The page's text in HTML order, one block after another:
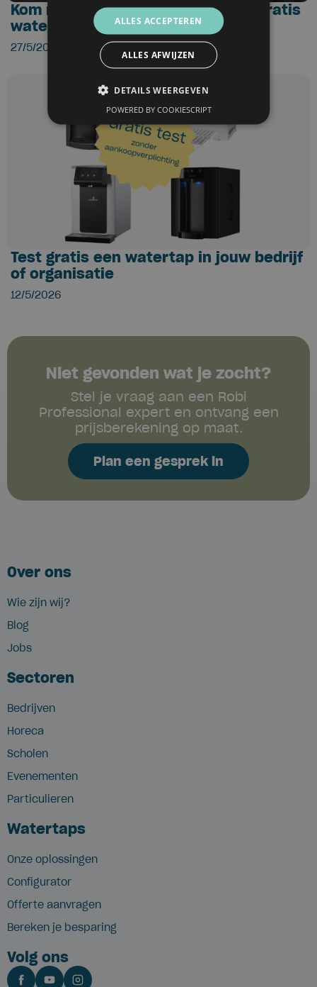
Kom naar de KDB-CUP en win een gratis
watertap voor jouw sportclub
27/5/2026
Test gratis een watertap in jouw bedrijf
of organisatie
12/5/2026
Niet gevonden wat je zocht?
Stel je vraag aan een Robi
Professional expert en ontvang een
prijsberekening op maat.
Plan een gesprek in
Over ons
Wie zijn wij?
Blog
Jobs
Sectoren
Bedrijven
Horeca
Scholen
Evenementen
Particulieren
Watertaps
Onze oplossingen
Configurator
Offerte aanvragen
Bereken je besparing
Volg ons
ALLES ACCEPTEREN
ALLES AFWIJZEN
DETAILS WEERGEVEN
POWERED BY COOKIESCRIPT